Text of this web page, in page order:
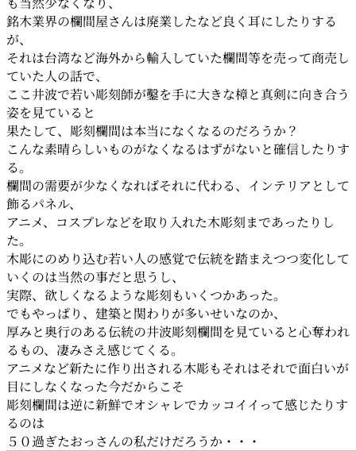
銘木業界の欄間屋さんは廃業したなど良く耳にしたりする
が、
それは台湾など海外から輸入していた欄間等を売って商売し
ていた人の話で、
ここ井波で若い彫刻師が鑿を手に大きな樟と真剣に向き合う
姿を見ていると
果たして、彫刻欄間は本当になくなるのだろうか？
こんな素晴らしいものがなくなるはずがないと確信したりす
る。
欄間の需要が少なくなればそれに代わる、インテリアとして
飾るパネル、
アニメ、コスプレなどを取り入れた木彫刻まであったりし
た。
木彫にのめり込む若い人の感覚で伝統を踏まえつつ変化して
いくのは当然の事だと思うし、
実際、欲しくなるような彫刻もいくつかあった。
でもやっぱり、建築と関わりが多いせいなのか、
厚みと奥行のある伝統の井波彫刻欄間を見ていると心奪われ
るもの、凄みさえ感じてくる。
アニメなど新たに作り出される木彫もそれはそれで面白いが
目にしなくなった今だからこそ
彫刻欄間は逆に新鮮でオシャレでカッコイイって感じたりす
るのは
５０過ぎたおっさんの私だけだろうか・・・